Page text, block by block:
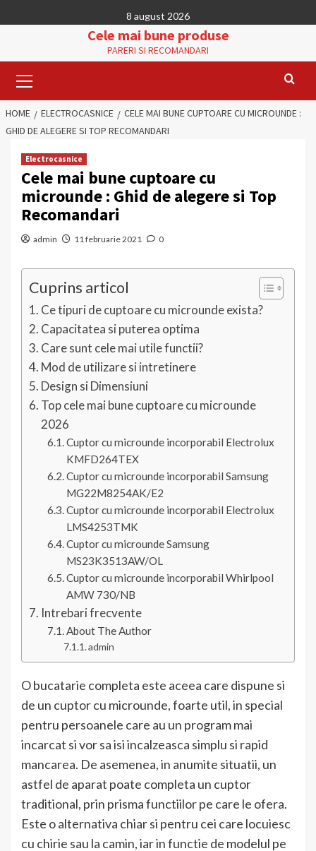
to
8 august 2026
Cele mai bune produse
PARERI SI RECOMANDARI
Menu
HOME ELECTROCASNICE
CELE MAI BUNE CUPTOARE CU MICROUNDE :
GHID DE ALEGERE SI TOP RECOMANDARI
Electrocasnice
Cele mai bune cuptoare cu
microunde : Ghid de alegere si Top
Recomandari
admin 11 februarie 2021 0
Cuprins articol
Ce tipuri de cuptoare cu microunde exista?
Capacitatea si puterea optima
Care sunt cele mai utile functii?
Mod de utilizare si intretinere
Design si Dimensiuni
Top cele mai bune cuptoare cu microunde
2026
Cuptor cu microunde incorporabil Electrolux
KMFD264TEX
Cuptor cu microunde incorporabil Samsung
MG22M8254AK/E2
Cuptor cu microunde incorporabil Electrolux
LMS4253TMK
Cuptor cu microunde Samsung
MS23K3513AW/OL
Cuptor cu microunde incorporabil Whirlpool
AMW 730/NB
Intrebari frecvente
About The Author
admin
O bucatarie completa este aceea care dispune si
de un cuptor cu microunde, foarte util, in special
pentru persoanele care au un program mai
incarcat si vor sa isi incalzeasca simplu si rapid
mancarea. De asemenea, in anumite situatii, un
astfel de aparat poate completa un cuptor
traditional, prin prisma functiilor pe care le ofera.
Este o alternativa chiar si pentru cei care locuiesc
cu chirie sau la camin, iar in functie de modelul pe